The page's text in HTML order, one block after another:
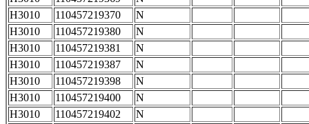
H3010
110457219370
N
H3010
110457219380
N
H3010
110457219381
N
H3010
110457219387
N
H3010
110457219398
N
H3010
110457219400
N
H3010
110457219402
N